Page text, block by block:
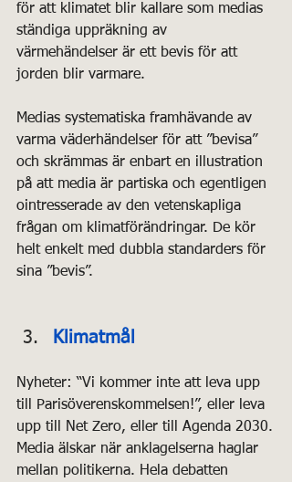
för att klimatet blir kallare som medias
ständiga uppräkning av
värmehändelser är ett bevis för att
jorden blir varmare.
Medias systematiska framhävande av
varma väderhändelser för att ”bevisa”
och skrämmas är enbart en illustration
på att media är partiska och egentligen
ointresserade av den vetenskapliga
frågan om klimatförändringar. De kör
helt enkelt med dubbla standarders för
sina ”bevis”.
Klimatmål
Nyheter: “Vi kommer inte att leva upp
till Parisöverenskommelsen!”, eller leva
upp till Net Zero, eller till Agenda 2030.
Media älskar när anklagelserna haglar
mellan politikerna. Hela debatten